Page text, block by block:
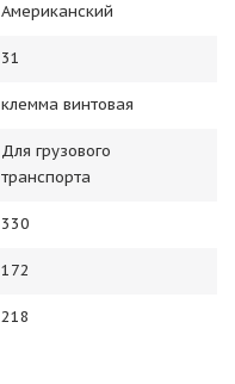
Американский
31
клемма винтовая
Для грузового
транспорта
330
172
218